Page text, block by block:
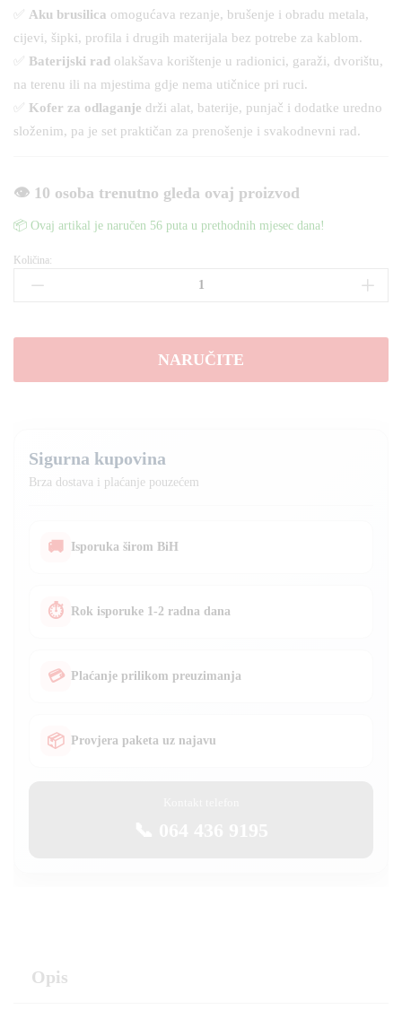
Aku brusilica omogućava rezanje, brušenje i obradu metala,
cijevi, šipki, profila i drugih materijala bez potrebe za kablom.
Baterijski rad olakšava korištenje u radionici, garaži, dvorištu,
na terenu ili na mjestima gdje nema utičnice pri ruci.
Kofer za odlaganje drži alat, baterije, punjač i dodatke uredno
složenim, pa je set praktičan za prenošenje i svakodnevni rad.
👁️ 10 osoba trenutno gleda ovaj proizvod
📦 Ovaj artikal je naručen 56 puta u prethodnih mjesec dana!
AKU
u
količina
Količina:
NARUČITE
Sigurna kupovina
Brza dostava i plaćanje pouzećem
🚚 Isporuka širom BiH
⏱ Rok isporuke 1-2 radna dana
💳 Plaćanje prilikom preuzimanja
📦 Provjera paketa uz najavu
Opis